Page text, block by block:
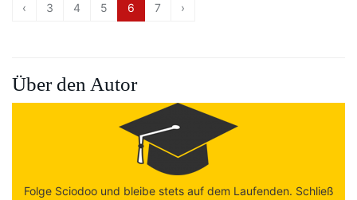
‹ 3 4 5 6 7 ›
Über den Autor
Folge Sciodoo und bleibe stets auf dem Laufenden. Schließ